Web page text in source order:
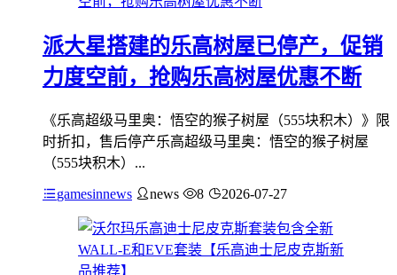
派大星搭建的乐高树屋已停产，促销
力度空前，抢购乐高树屋优惠不断
《乐高超级马里奥：悟空的猴子树屋（555块积木）》限
时折扣，售后停产乐高超级马里奥：悟空的猴子树屋
（555块积木）...
gamesinnews news 8 2026-07-27